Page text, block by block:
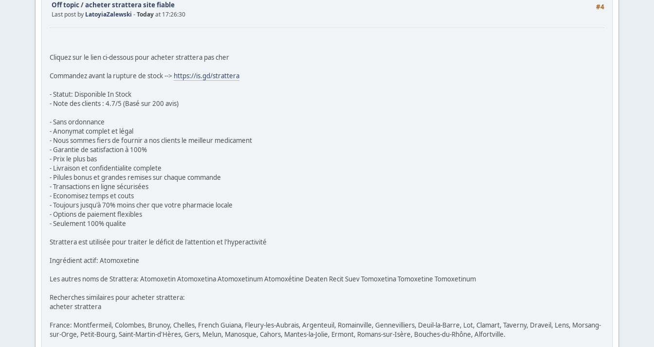
#4
Off topic/acheter strattera site fiable
Last post by LatoyiaZalewski -Todayat 17:26:30
Cliquez sur le lien ci-dessous pour acheter strattera pas cher
Commandez avant la rupture de stock --> https://is.gd/strattera
- Statut: Disponible In Stock
- Note des clients : 4.7/5 (Basé sur 200 avis)
- Sans ordonnance
- Anonymat complet et légal
- Nous sommes fiers de fournir a nos clients le meilleur medicament
- Garantie de satisfaction à 100%
- Prix le plus bas
- Livraison et confidentialite complete
- Pilules bonus et grandes remises sur chaque commande
- Transactions en ligne sécurisées
- Economisez temps et couts
- Toujours jusqu'à 70% moins cher que votre pharmacie locale
- Options de paiement flexibles
- Seulement 100% qualite
Strattera est utilisée pour traiter le déficit de l'attention et l'hyperactivité
Ingrédient actif: Atomoxetine
Les autres noms de Strattera: Atomoxetin Atomoxetina Atomoxetinum Atomoxétine Deaten Recit Suev Tomoxetina Tomoxetine Tomoxetinum
Recherches similaires pour acheter strattera:
acheter strattera
France: Montfermeil, Colombes, Brunoy, Chelles, French Guiana, Fleury-les-Aubrais, Argenteuil, Romainville, Gennevilliers, Deuil-la-Barre, Lot, Clamart, Taverny, Draveil, Lens, Morsang-
sur-Orge, Petit-Bourg, Saint-Martin-d'Hères, Gers, Melun, Manosque, Cahors, Mantes-la-Jolie, Ermont, Romans-sur-Isère, Bouches-du-Rhône, Alfortville.